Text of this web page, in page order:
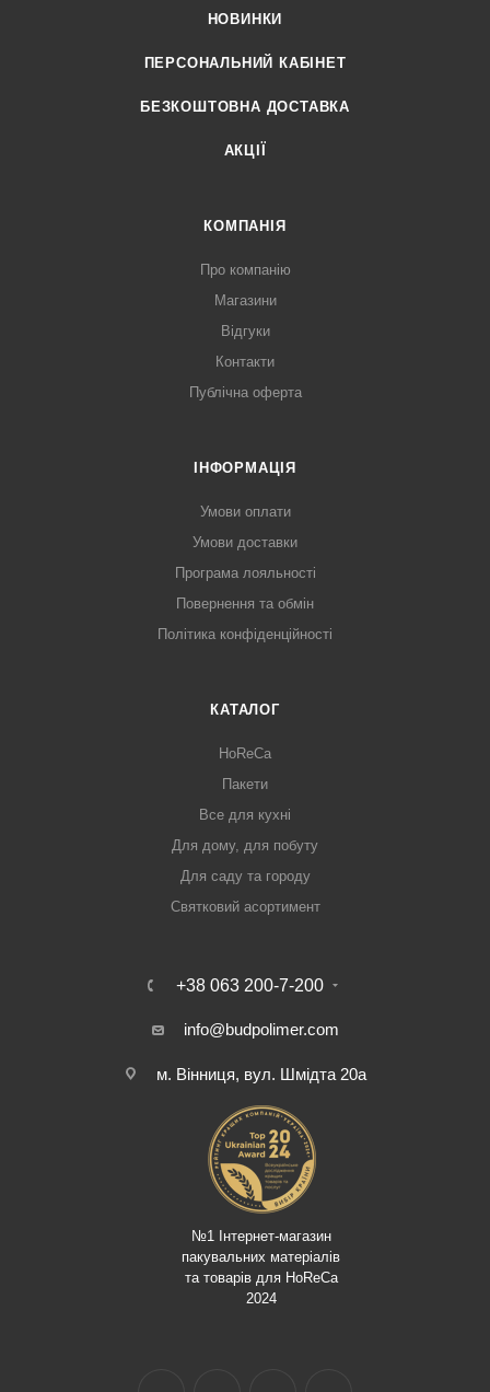
НОВИНКИ
ПЕРСОНАЛЬНИЙ КАБІНЕТ
БЕЗКОШТОВНА ДОСТАВКА
АКЦІЇ
КОМПАНІЯ
Про компанію
Магазини
Відгуки
Контакти
Публічна оферта
ІНФОРМАЦІЯ
Умови оплати
Умови доставки
Програма лояльності
Повернення та обмін
Політика конфіденційності
КАТАЛОГ
HoReCa
Пакети
Все для кухні
Для дому, для побуту
Для саду та городу
Святковий асортимент
+38 063 200-7-200
info@budpolimer.com
м. Вінниця, вул. Шмідта 20а
№1 Інтернет-магазин
пакувальних матеріалів
та товарів для HoReCa
2024